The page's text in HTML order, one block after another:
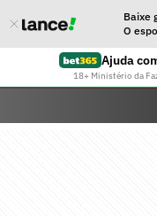
Baixe
O
Ajuda
18+ Ministério da